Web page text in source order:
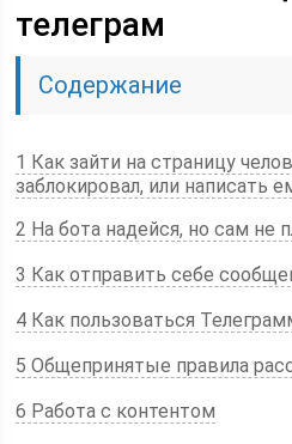
телеграм
Содержание
1 Как зайти на страницу
заблокировал, или написать
2 На бота надейся, но сам не
3 Как отправить себе
4 Как пользоваться
5 Общепринятые правила
6 Работа с контентом